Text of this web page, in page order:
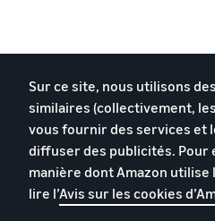
Jargon Amazon :
Chaque produit proposé à
reçoit un ASIN (numéro
Amazon) généré
Sur ce site, nous utilisons
similaires (collectivement,
vous fournir des services et
diffuser des publicités. Pour
manière dont Amazon utilise
lire l’Avis sur les cookies